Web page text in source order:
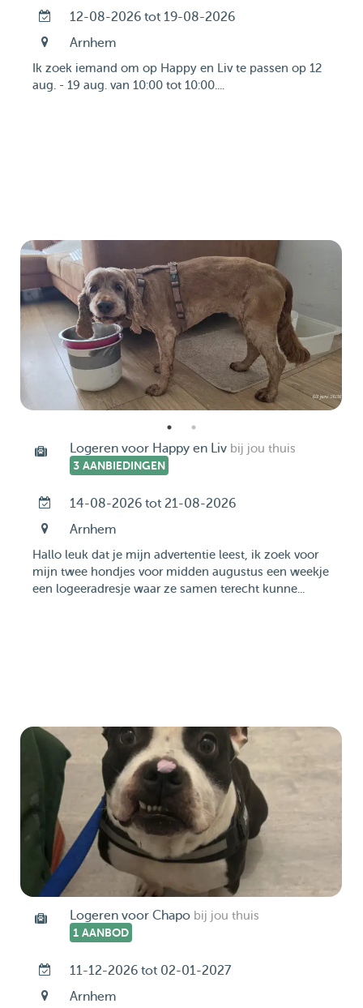
12-08-2026 tot 19-08-2026
Arnhem
Ik zoek iemand om op Happy en Liv te passen op 12
aug. - 19 aug. van 10:00 tot 10:00....
Logeren voor Happy en Liv bij jou thuis
3 AANBIEDINGEN
14-08-2026 tot 21-08-2026
Arnhem
Hallo leuk dat je mijn advertentie leest, ik zoek voor
mijn twee hondjes voor midden augustus een weekje
een logeeradresje waar ze samen terecht kunne...
Logeren voor Chapo bij jou thuis
1 AANBOD
11-12-2026 tot 02-01-2027
Arnhem